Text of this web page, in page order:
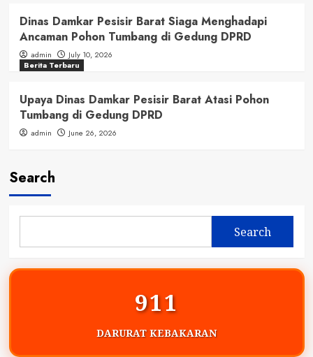
Dinas Damkar Pesisir Barat Siaga Menghadapi
Ancaman Pohon Tumbang di Gedung DPRD
admin
July 10, 2026
Berita Terbaru
Upaya Dinas Damkar Pesisir Barat Atasi Pohon
Tumbang di Gedung DPRD
admin June 26, 2026
Search
Search
911
DARURAT KEBAKARAN